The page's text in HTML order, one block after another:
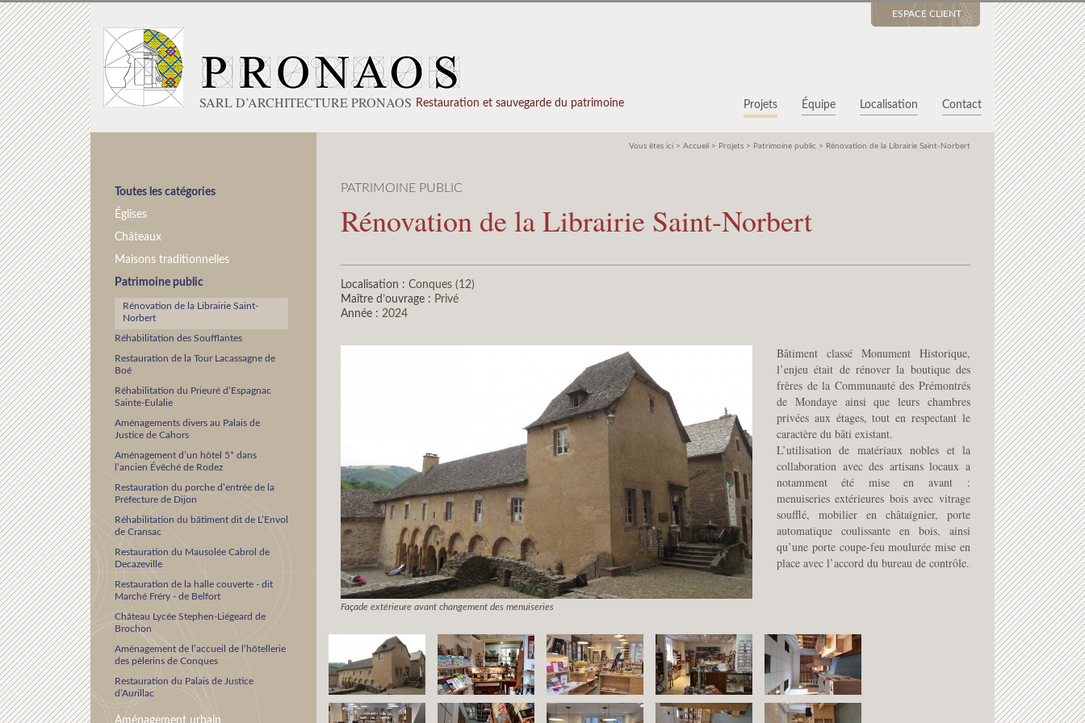
ESPACE CLIENT
SARL D’ARCHITECTURE PRONAOS Restauration et sauvegarde du patrimoine Projets Équipe Localisation Contact
Toutes les catégories
Églises
Châteaux
Maisons traditionnelles
Patrimoine public
Rénovation de la Librairie Saint-
Norbert
Réhabilitation des Soufflantes
Restauration de la Tour Lacassagne de
Boé
Réhabilitation du Prieuré d’Espagnac
Sainte-Eulalie
Aménagements divers au Palais de
Justice de Cahors
Aménagement d’un hôtel 5* dans
l’ancien Évêché de Rodez
Restauration du porche d’entrée de la
Préfecture de Dijon
Réhabilitation du bâtiment dit de L’Envol
de Cransac
Restauration du Mausolée Cabrol de
Decazeville
Restauration de la halle couverte - dit
Marché Fréry - de Belfort
Château Lycée Stephen-Liégeard de
Brochon
Aménagement de l’accueil de l’hôtellerie
des pèlerins de Conques
Restauration du Palais de Justice
d’Aurillac
Aménagement urbain
Vous êtes ici > Accueil > Projets > Patrimoine public > Rénovation de la Librairie Saint-Norbert
PATRIMOINE PUBLIC
Rénovation de la Librairie Saint-Norbert
Localisation : Conques (12)
Maître d’ouvrage : Privé
Année : 2024
Façade extérieure avant changement des menuiseries
Bâtiment classé Monument Historique,
l’enjeu était de rénover la boutique des
frères de la Communauté des Prémontrés
de Mondaye ainsi que leurs chambres
privées aux étages, tout en respectant le
caractère du bâti existant.
L’utilisation de matériaux nobles et la
collaboration avec des artisans locaux a
notamment été mise en avant :
menuiseries extérieures bois avec vitrage
soufflé, mobilier en châtaignier, porte
automatique coulissante en bois, ainsi
qu’une porte coupe-feu moulurée mise en
place avec l’accord du bureau de contrôle.